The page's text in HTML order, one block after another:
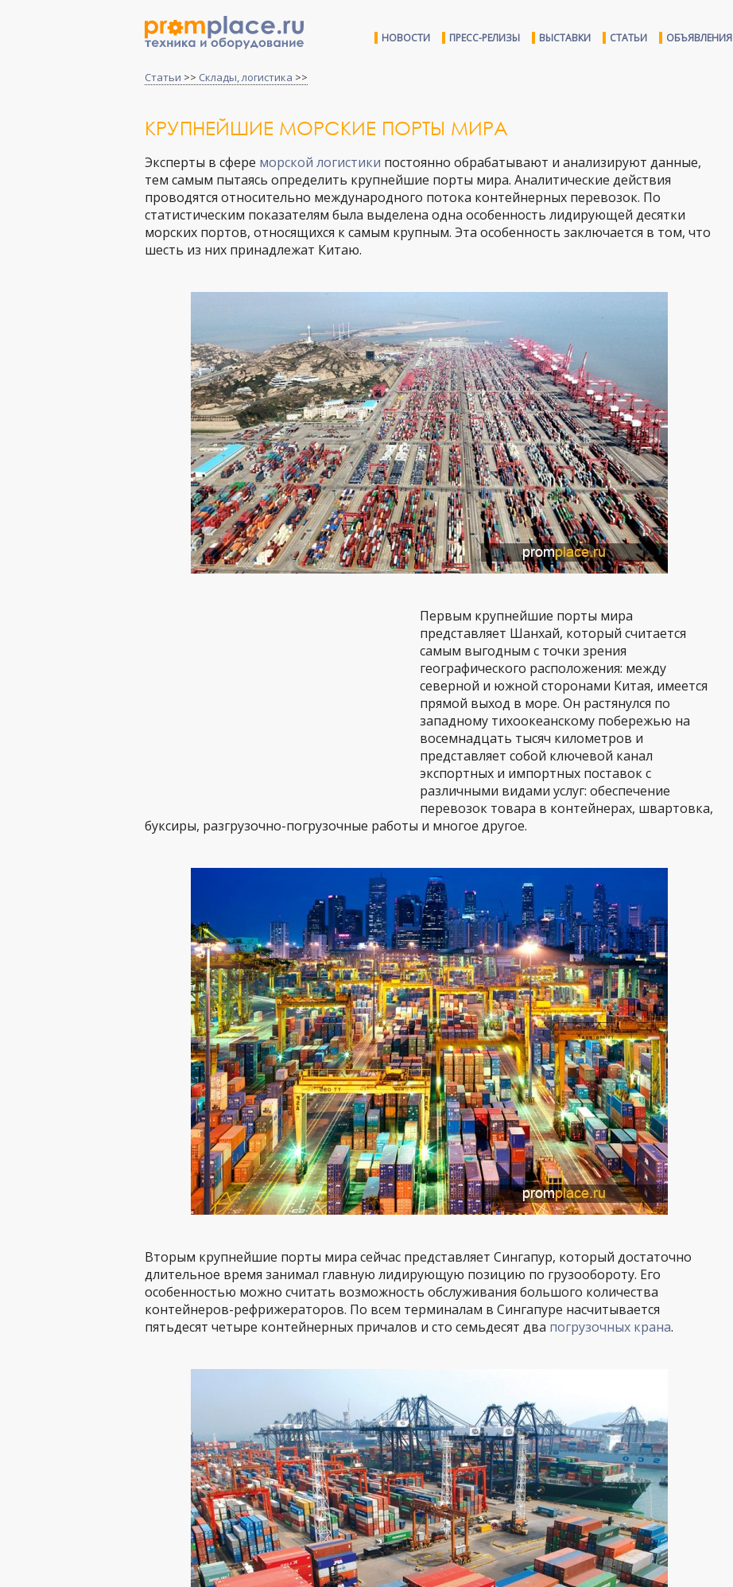
НОВОСТИ ПРЕСС-РЕЛИЗЫ ВЫСТАВКИ СТАТЬИ ОБЪЯВЛЕНИЯ
Статьи >> Склады, логистика >>
КРУПНЕЙШИЕ МОРСКИЕ ПОРТЫ МИРА
Эксперты в сфере морской логистики постоянно обрабатывают и анализируют данные,
тем самым пытаясь определить крупнейшие порты мира. Аналитические действия
проводятся относительно международного потока контейнерных перевозок. По
статистическим показателям была выделена одна особенность лидирующей десятки
морских портов, относящихся к самым крупным. Эта особенность заключается в том, что
шесть из них принадлежат Китаю.
Первым крупнейшие порты мира
представляет Шанхай, который считается
самым выгодным с точки зрения
географического расположения: между
северной и южной сторонами Китая, имеется
прямой выход в море. Он растянулся по
западному тихоокеанскому побережью на
восемнадцать тысяч километров и
представляет собой ключевой канал
экспортных и импортных поставок с
различными видами услуг: обеспечение
перевозок товара в контейнерах, швартовка,
буксиры, разгрузочно-погрузочные работы и многое другое.
Вторым крупнейшие порты мира сейчас представляет Сингапур, который достаточно
длительное время занимал главную лидирующую позицию по грузообороту. Его
особенностью можно считать возможность обслуживания большого количества
контейнеров-рефрижераторов. По всем терминалам в Сингапуре насчитывается
пятьдесят четыре контейнерных причалов и сто семьдесят два погрузочных крана.